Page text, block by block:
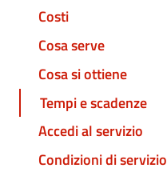
Costi
Cosa serve
Cosa si ottiene
Tempi e scadenze
Accedi al servizio
Condizioni di servizio